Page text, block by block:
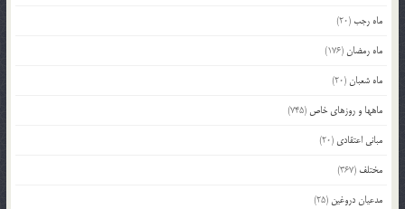
ماه رجب(20)
ماه رمضان(176)
ماه شعبان(20)
ماهها و روزهای خاص (745)
مبانی اعتقادی (20)
مختلف (367)
مدعیان دروغین (25)